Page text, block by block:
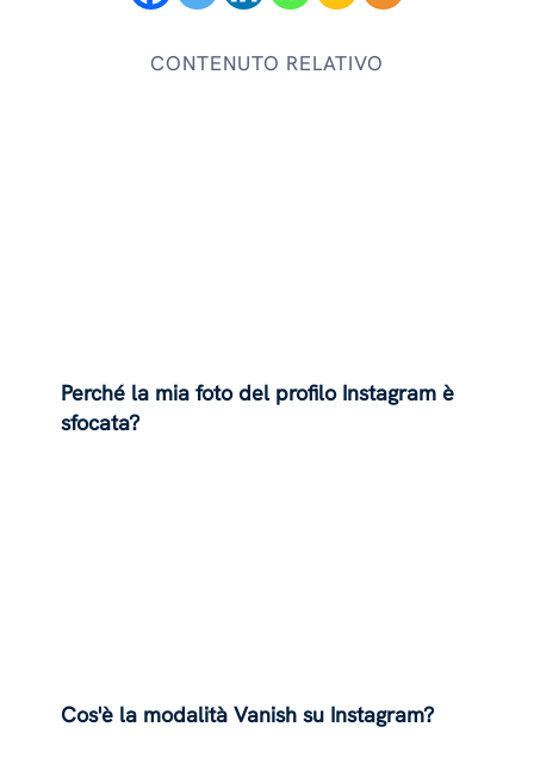
CONTENUTO RELATIVO
Perché la mia foto del profilo Instagram è
sfocata?
Cos'è la modalità Vanish su Instagram?